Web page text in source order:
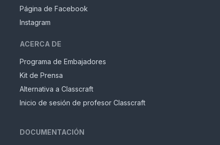
Página de Facebook
Instagram
ACERCA DE
Programa de Embajadores
Kit de Prensa
Alternativa a Classcraft
Inicio de sesión de profesor Classcraft
DOCUMENTACIÓN